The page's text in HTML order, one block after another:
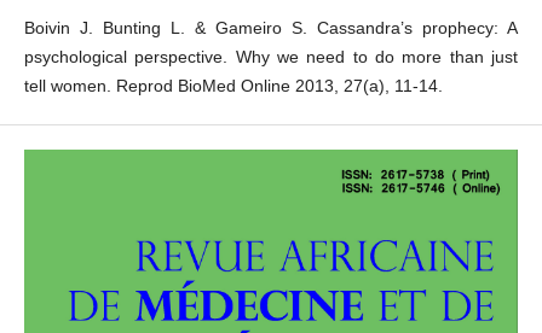
Boivin J. Bunting L. & Gameiro S. Cassandra’s prophecy: A
psychological perspective. Why we need to do more than just
tell women. Reprod BioMed Online 2013, 27(a), 11-14.